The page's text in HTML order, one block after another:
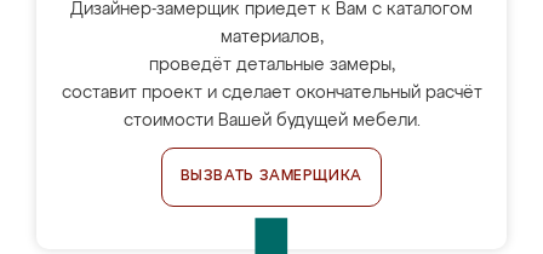
Дизайнер-замерщик приедет к Вам с каталогом
материалов,
проведёт детальные замеры,
составит проект и сделает окончательный расчёт
стоимости Вашей будущей мебели.
ВЫЗВАТЬ ЗАМЕРЩИКА